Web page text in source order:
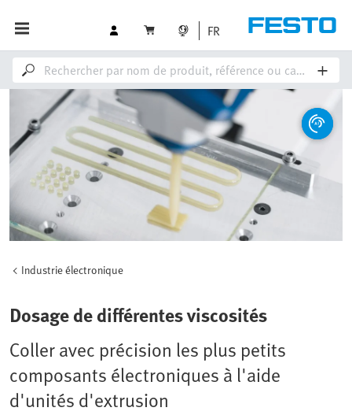
FR
Industrie électronique
Dosage de différentes viscosités
Coller avec précision les plus petits
composants électroniques à l'aide
d'unités d'extrusion